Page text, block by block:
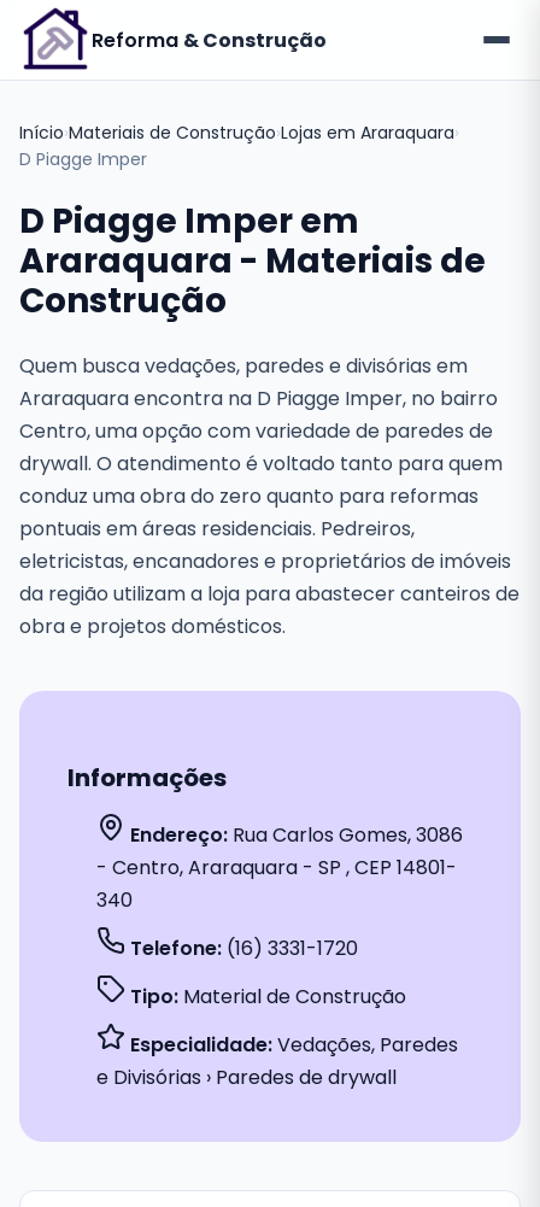
Reforma & Construção
Início›Materiais de Construção›Lojas em Araraquara›
D Piagge Imper
D Piagge Imper em
Araraquara - Materiais de
Construção
Quem busca vedações, paredes e divisórias em
Araraquara encontra na D Piagge Imper, no bairro
Centro, uma opção com variedade de paredes de
drywall. O atendimento é voltado tanto para quem
conduz uma obra do zero quanto para reformas
pontuais em áreas residenciais. Pedreiros,
eletricistas, encanadores e proprietários de imóveis
da região utilizam a loja para abastecer canteiros de
obra e projetos domésticos.
Informações
Endereço: Rua Carlos Gomes, 3086
- Centro, Araraquara - SP , CEP 14801-
340
Telefone: (16) 3331-1720
Tipo: Material de Construção
Especialidade:Vedações, Paredes
e Divisórias › Paredes de drywall